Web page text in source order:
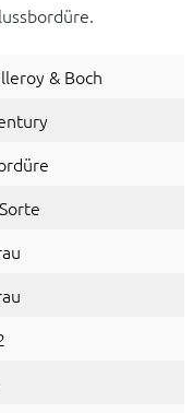
& Boch